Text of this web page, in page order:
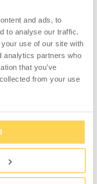
and ads, to
to analyse our traffic.
use of our site with
analytics partners who
that you’ve
from your use
die über eine
Vorderseite des
und
über seitlichen
sollte
vollständig
CE
werden.